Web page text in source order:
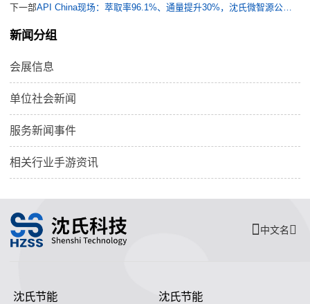
下一部
API China现场：萃取率96.1%、通量提升30%，沈氏微智源公开新一代专利微反应器性能实测及多项交钥匙项目运行数据
新闻分组
会展信息
单位社会新闻
服务新闻事件
相关行业手游资讯
中文名
沈氏节能 沈氏节能